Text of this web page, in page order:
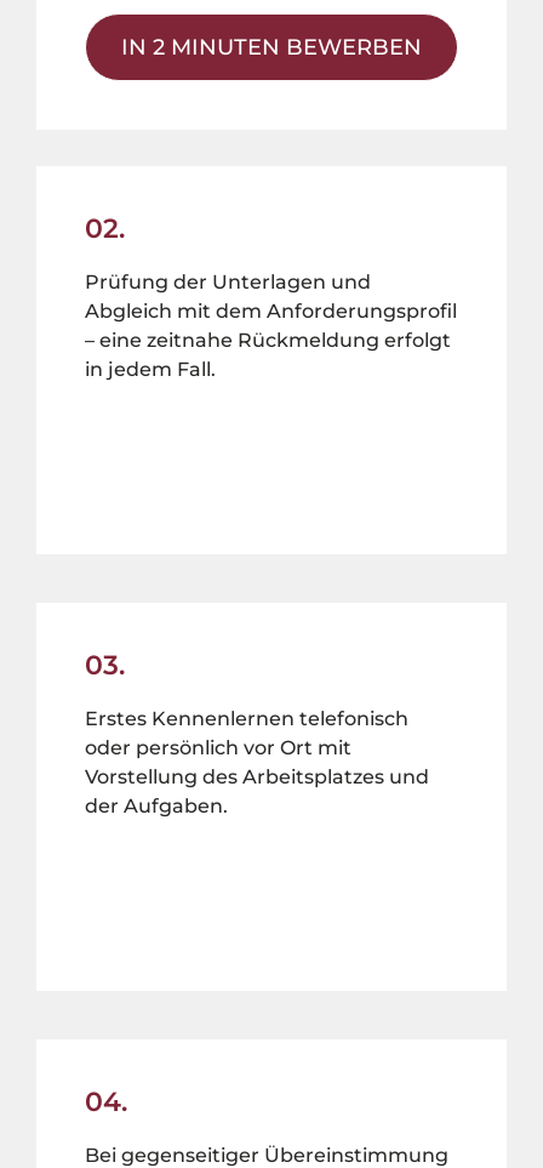
IN 2 MINUTEN BEWERBEN
02.
Prüfung der Unterlagen und
Abgleich mit dem Anforderungsprofil
– eine zeitnahe Rückmeldung erfolgt
in jedem Fall.
03.
Erstes Kennenlernen telefonisch
oder persönlich vor Ort mit
Vorstellung des Arbeitsplatzes und
der Aufgaben.
04.
Bei gegenseitiger Übereinstimmung